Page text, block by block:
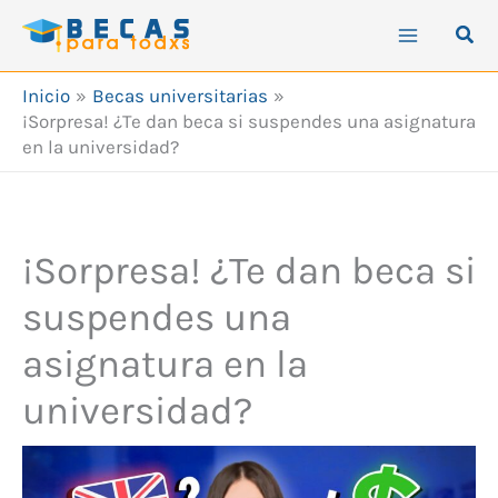
Inicio
Becas universitarias
¡Sorpresa! ¿Te dan beca si suspendes una asignatura
en la universidad?
¡Sorpresa! ¿Te dan beca si
suspendes una
asignatura en la
universidad?